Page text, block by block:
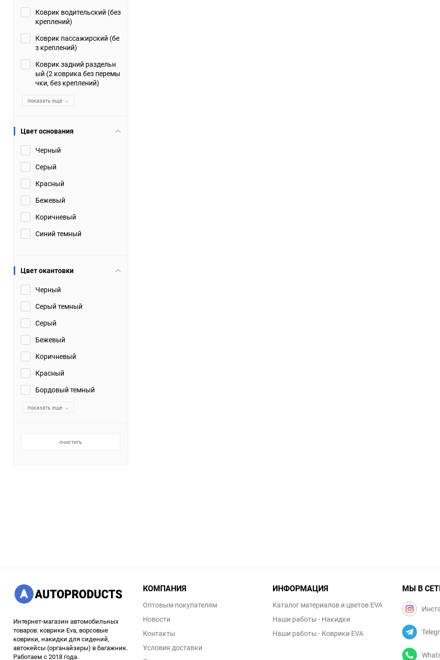
Suzuki
Tianye
Volkswagen
Zotye
Коврик водительский (без
креплений)
Коврик пассажирский (бе
з креплений)
Коврик задний раздельн
ый (2 коврика без перемы
чки, без креплений)
показать еще
Цвет основания
Черный
Серый
Красный
Бежевый
Коричневый
Синий темный
Цвет окантовки
Черный
Серый темный
Серый
Бежевый
Коричневый
Красный
Бордовый темный
показать еще
очистить
Интернет-магазин автомобильных
товаров: коврики Eva, ворсовые
коврики, накидки для сидений,
автокейсы (органайзеры) в багажник.
Работаем с 2018 года.
КОМПАНИЯ
Оптовым покупателям
Новости
Контакты
Условия доставки
ИНФОРМАЦИЯ
Каталог материалов и цветов EVA
Наши работы - Накидки
Наши работы - Коврики EVA
МЫ В